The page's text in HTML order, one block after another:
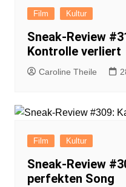
Film Kultur
Sneak-Review
Kontrolle verliert
Caroline Theile
Film Kultur
Sneak-Review
perfekten Song